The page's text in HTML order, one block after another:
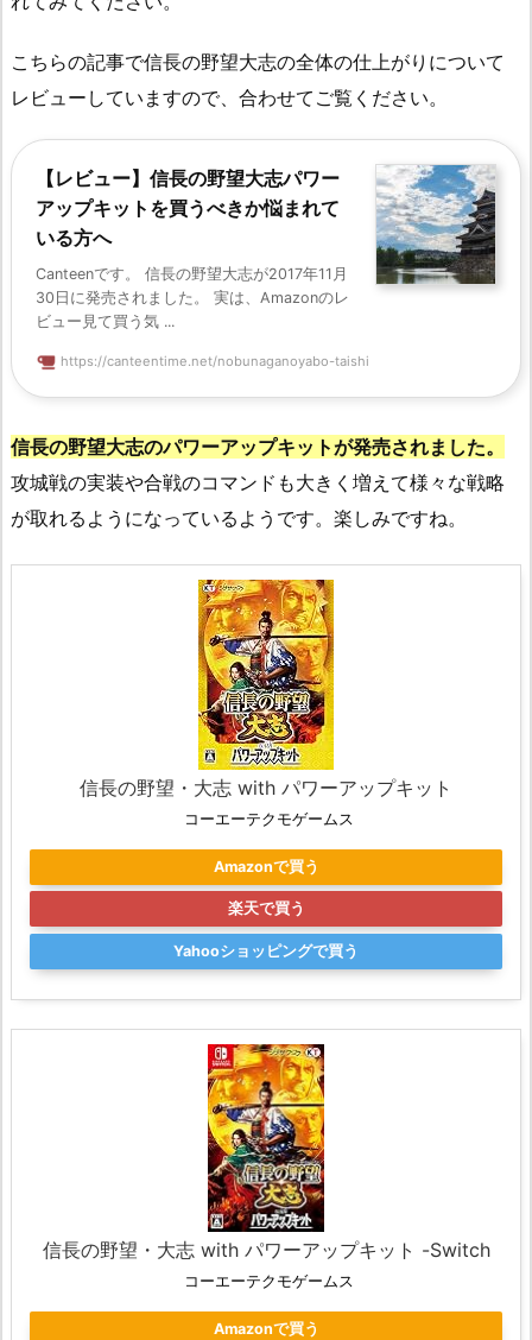
こちらの記事で信長の野望大志の全体の仕上がりについて
レビューしていますので、合わせてご覧ください。
【レビュー】信長の野望大志パワー
アップキットを買うべきか悩まれて
いる方へ
Canteenです。 信長の野望大志が2017年11月
30日に発売されました。 実は、Amazonのレ
ビュー見て買う気 ...
https://canteentime.net/nobunaganoyabo-taishi
信長の野望大志のパワーアップキットが発売されました。
攻城戦の実装や合戦のコマンドも大きく増えて様々な戦略
が取れるようになっているようです。楽しみですね。
信長の野望・大志 with パワーアップキット
コーエーテクモゲームス
Amazonで買う
楽天で買う
Yahooショッピングで買う
信長の野望・大志 with パワーアップキット -Switch
コーエーテクモゲームス
Amazonで買う